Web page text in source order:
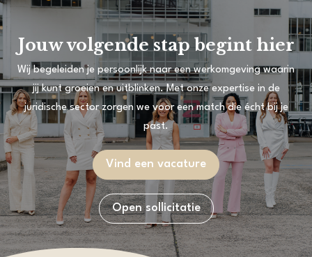
Jouw volgende stap begint hier
Wij begeleiden je persoonlijk naar een werkomgeving waarin
jij kunt groeien en uitblinken. Met onze expertise in de
juridische sector zorgen we voor een match die écht bij je
past.
Vind een vacature
Open sollicitatie